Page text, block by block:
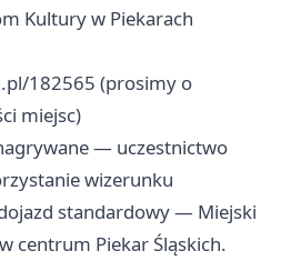
Kultury w Piekarach
182565 (prosimy o
miejsc)
— uczestnictwo
wizerunku
standardowy — Miejski
centrum Piekar Śląskich.